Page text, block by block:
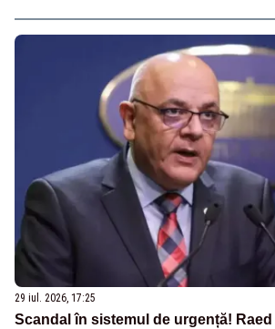
29 iul. 2026, 17:25
Scandal în sistemul de urgență!